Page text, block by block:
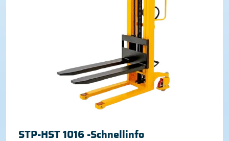
STP-HST 1016 -Schnellinfo